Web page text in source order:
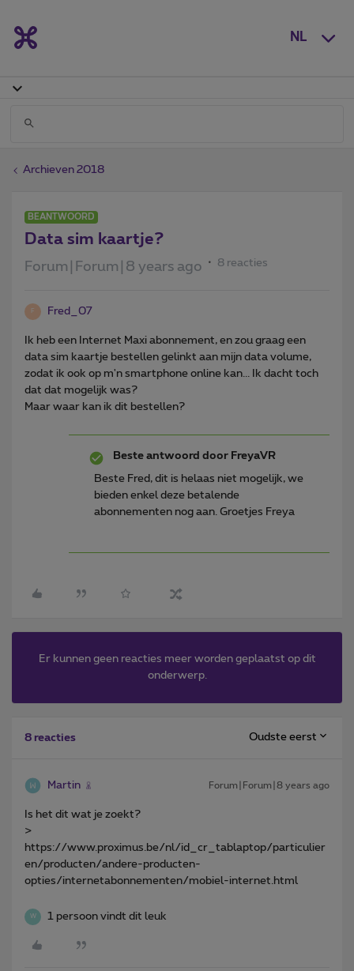
NL
Archieven 2018
BEANTWOORD
Data sim kaartje?
Forum|Forum|8 years ago 8 reacties
F Fred_07
Ik heb een Internet Maxi abonnement, en zou graag een
data sim kaartje bestellen gelinkt aan mijn data volume,
zodat ik ook op m'n smartphone online kan... Ik dacht toch
dat dat mogelijk was?
Maar waar kan ik dit bestellen?
Beste antwoord door FreyaVR
Beste Fred, dit is helaas niet mogelijk, we
bieden enkel deze betalende
abonnementen nog aan. Groetjes Freya
Er kunnen geen reacties meer worden geplaatst op dit
onderwerp.
8 reacties Oudste eerst
Martin Forum|Forum|8 years ago
Is het dit wat je zoekt?
>
https://www.proximus.be/nl/id_cr_tablaptop/particulier
en/producten/andere-producten-
opties/internetabonnementen/mobiel-internet.html
W 1 persoon vindt dit leuk